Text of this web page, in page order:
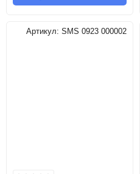
Артикул: SMS 0923 000002